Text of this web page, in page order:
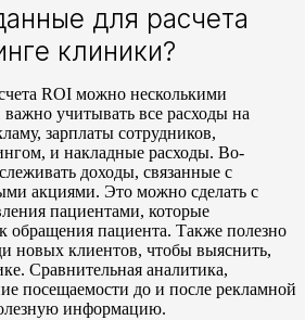
для расчета
клиники?
ROI можно несколькими
учитывать все расходы на
зарплаты сотрудников,
и накладные расходы. Во-
доходы, связанные с
акциями. Это можно сделать с
пациентами, которые
обращения пациента. Также полезно
новых клиентов, чтобы выяснить,
Сравнительная аналитика,
посещаемости до и после рекламной
информацию.